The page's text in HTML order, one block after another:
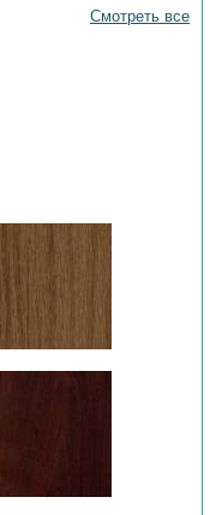
Смотреть все